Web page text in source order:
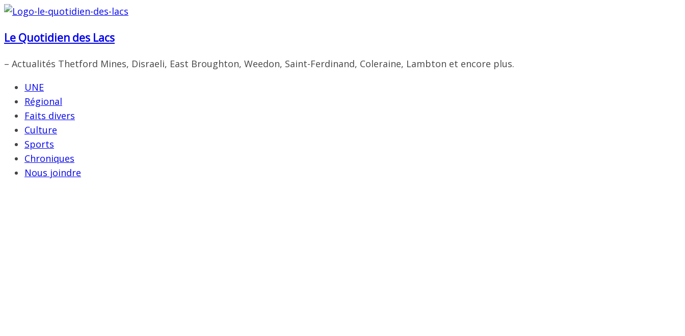
Passer
contenu
Le Quotidien des Lacs
– Actualités Thetford Mines, Disraeli, East Broughton, Weedon, Saint-Ferdinand, Coleraine, Lambton et encore plus.
UNE
Régional
Faits divers
Culture
Sports
Chroniques
Nous joindre